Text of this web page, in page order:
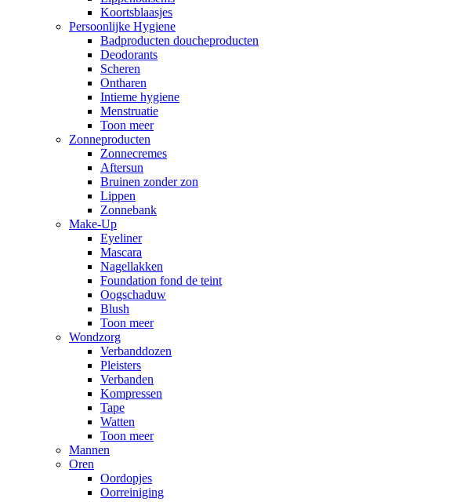
Koortsblaasjes
Persoonlijke Hygiene
Badproducten doucheproducten
Deodorants
Scheren
Ontharen
Intieme hygiene
Menstruatie
Toon meer
Zonneproducten
Zonnecremes
Aftersun
Bruinen zonder zon
Lippen
Zonnebank
Make-Up
Eyeliner
Mascara
Nagellakken
Foundation fond de teint
Oogschaduw
Blush
Toon meer
Wondzorg
Verbanddozen
Pleisters
Verbanden
Kompressen
Tape
Watten
Toon meer
Mannen
Oren
Oordopjes
Oorreiniging